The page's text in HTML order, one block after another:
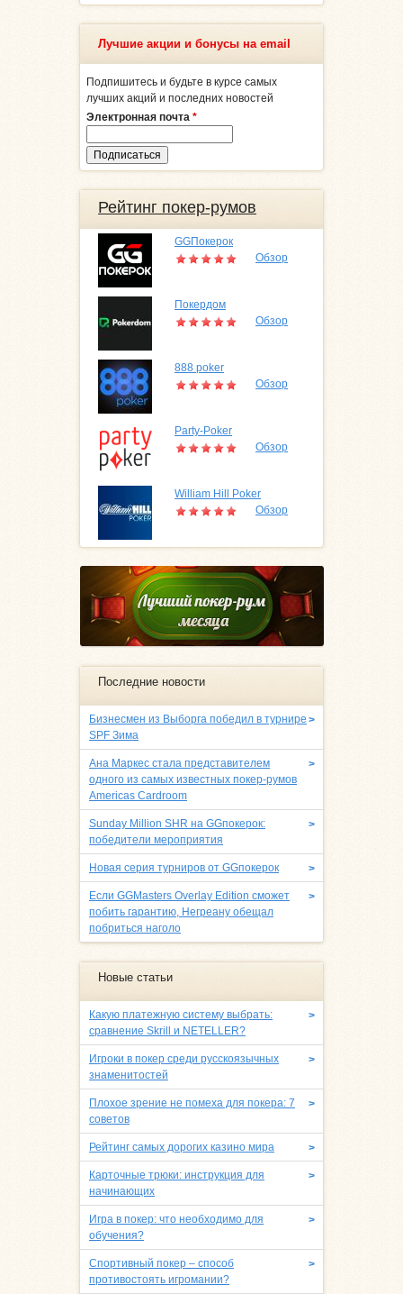
Лучшие акции и бонусы на email
Подпишитесь и будьте в курсе самых
лучших акций и последних новостей
Электронная почта *
Рейтинг покер-румов
GGПокерок
Обзор
Покердом
Обзор
888 poker
Обзор
Party-Poker
Обзор
William Hill Poker
Обзор
Последние новости
>
Бизнесмен из Выборга победил в турнире
SPF Зима
>
Ана Маркес стала представителем
одного из самых известных покер-румов
Americas Cardroom
>
Sunday Million SHR на GGпокерок:
победители мероприятия
>
Новая серия турниров от GGпокерок
>
Если GGMasters Overlay Edition сможет
побить гарантию, Негреану обещал
побриться наголо
Новые статьи
>
Какую платежную систему выбрать:
сравнение Skrill и NETELLER?
>
Игроки в покер среди русскоязычных
знаменитостей
>
Плохое зрение не помеха для покера: 7
советов
>
Рейтинг самых дорогих казино мира
>
Карточные трюки: инструкция для
начинающих
>
Игра в покер: что необходимо для
обучения?
>
Спортивный покер – способ
противостоять игромании?